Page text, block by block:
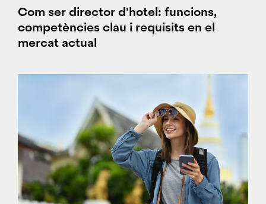
Com ser director d'hotel: funcions,
competències clau i requisits en el
mercat actual